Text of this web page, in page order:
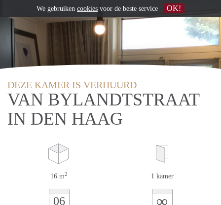
DEZE KAMER IS VERHUURD
VAN BYLANDTSTRAAT
IN DEN HAAG
16 m2 1 kamer
06 ∞
We gebruiken cookies voor de beste service OK!